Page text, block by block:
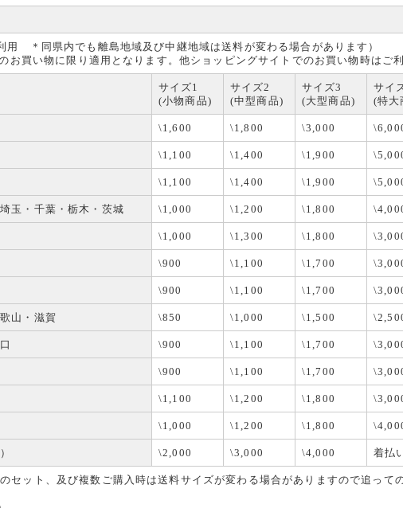
用 ＊同県内でも離島地域及び中継地域は送料が変わる場合があります）
お買い物に限り適用となります。他ショッピングサイトでのお買い物時はご
サイズ1
(小物商品)
サイズ2
(中型商品)
サイズ3
(大型商品)
サイ
(特大
\1,600 \1,800 \3,000
\1,100 \1,400 \1,900
\1,100 \1,400 \1,900
玉・千葉・栃木・茨城 \1,000 \1,200 \1,800
\1,000 \1,300 \1,800
\900 \1,100 \1,700
\900 \1,100 \1,700
山・滋賀 \850 \1,000 \1,500
\900 \1,100 \1,700
\900 \1,100 \1,700
\1,100 \1,200 \1,800
\1,000 \1,200 \1,800
\2,000 \3,000 \4,000 着払
セット、及び複数ご購入時は送料サイズが変わる場合がありますので追って